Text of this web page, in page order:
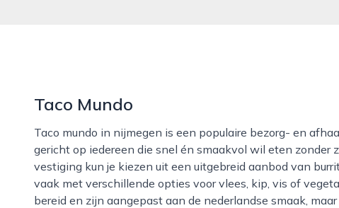
Taco Mundo
Taco mundo in nijmegen is een populaire bezorg- en afhaalformule voor mexicaanse maaltijden,
gericht op iedereen die snel én smaakvol wil eten zonder
vestiging kun je kiezen uit een uitgebreid aanbod van
vaak met verschillende opties voor vlees, kip, vis of
bereid en zijn aangepast aan de nederlandse smaak,